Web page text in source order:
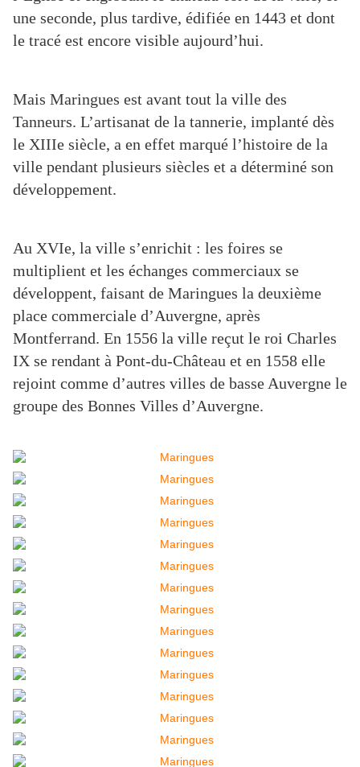
une seconde, plus tardive, édifiée en 1443 et dont
le tracé est encore visible aujourd’hui.
Mais Maringues est avant tout la ville des
Tanneurs. L’artisanat de la tannerie, implanté dès
le XIIIe siècle, a en effet marqué l’histoire de la
ville pendant plusieurs siècles et a déterminé son
développement.
Au XVIe, la ville s’enrichit : les foires se
multiplient et les échanges commerciaux se
développent, faisant de Maringues la deuxième
place commerciale d’Auvergne, après
Montferrand. En 1556 la ville reçut le roi Charles
IX se rendant à Pont-du-Château et en 1558 elle
rejoint comme d’autres villes de basse Auvergne le
groupe des Bonnes Villes d’Auvergne.